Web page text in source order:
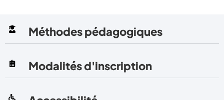
Méthodes pédagogiques
Modalités d'inscription